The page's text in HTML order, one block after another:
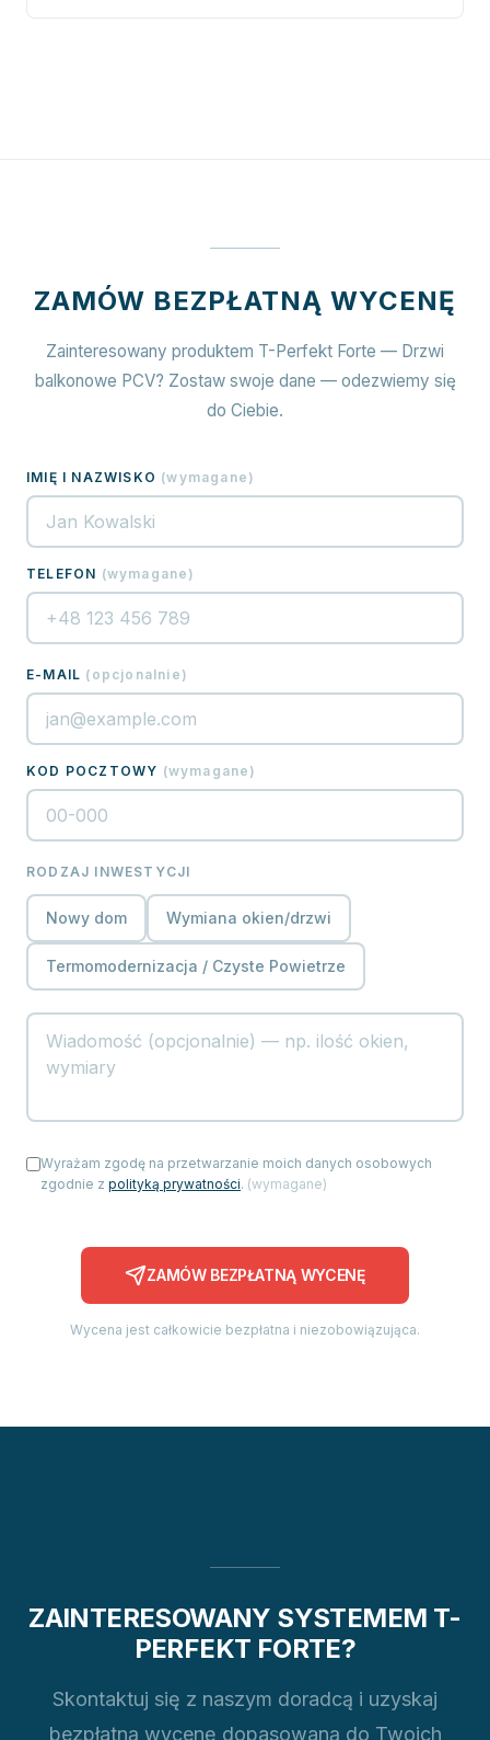
ZAMÓW BEZPŁATNĄ WYCENĘ
Zainteresowany produktem T-Perfekt Forte — Drzwi
balkonowe PCV? Zostaw swoje dane — odezwiemy się
do Ciebie.
IMIĘ I NAZWISKO (wymagane )
TELEFON (wymagane )
E-MAIL ( opcjonalnie )
KOD POCZTOWY (wymagane )
RODZAJ INWESTYCJI
Nowy dom Wymiana okien/drzwi
Termomodernizacja / Czyste Powietrze
Wyrażam zgodę na przetwarzanie moich danych osobowych
zgodnie z polityką prywatności. (wymagane)
ZAMÓW BEZPŁATNĄ WYCENĘ
Wycena jest całkowicie bezpłatna i niezobowiązująca.
ZAINTERESOWANY SYSTEMEM T-
PERFEKT FORTE?
Skontaktuj się z naszym doradcą i uzyskaj
bezpłatną wycenę dopasowaną do Twoich